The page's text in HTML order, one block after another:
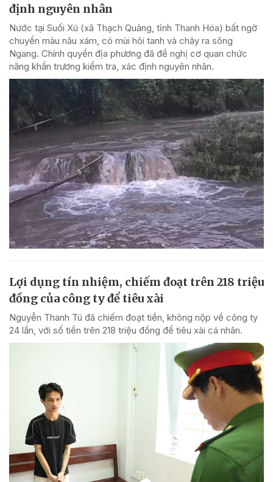
định nguyên nhân
Nước tại Suối Xú (xã Thạch Quảng, tỉnh Thanh Hóa) bất ngờ
chuyển màu nâu xám, có mùi hôi tanh và chảy ra sông
Ngang. Chính quyền địa phương đã đề nghị cơ quan chức
năng khẩn trương kiểm tra, xác định nguyên nhân.
Lợi dụng tín nhiệm, chiếm đoạt trên 218 triệu
đồng của công ty để tiêu xài
Nguyễn Thanh Tú đã chiếm đoạt tiền, không nộp về công ty
24 lần, với số tiền trên 218 triệu đồng để tiêu xài cá nhân.